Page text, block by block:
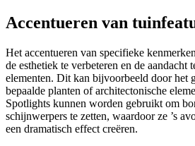
Accentueren van
Het accentueren van specifieke
de esthetiek te verbeteren en de aandacht
elementen. Dit kan bijvoorbeeld door het
bepaalde planten of architectonische
Spotlights kunnen worden gebruikt om
schijnwerpers te zetten, waardoor ze ’s
een dramatisch effect creëren.